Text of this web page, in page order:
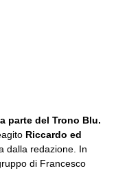
parte del Trono Blu.
Riccardo ed
dalla redazione. In
di Francesco